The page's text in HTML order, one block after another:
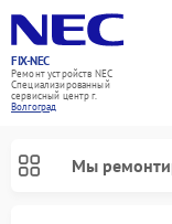
FIX-NEC
Ремонт устройств NEC
Специализированный
cервисный центр г.
Волгоград
Мы